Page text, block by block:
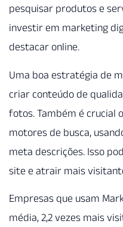
pesquisar produtos e
investir em marketing
destacar online.
Uma boa estratégia de
criar conteúdo de
fotos. Também é crucial
motores de busca,
meta descrições. Isso
site e atrair mais
Empresas que usam
média, 2,2 vezes mais